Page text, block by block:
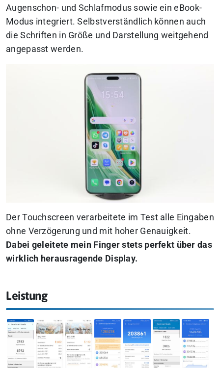
Augenschon- und Schlafmodus sowie ein eBook-
Modus integriert. Selbstverständlich können auch
die Schriften in Größe und Darstellung weitgehend
angepasst werden.
Der Touchscreen verarbeitete im Test alle Eingaben
ohne Verzögerung und mit hoher Genauigkeit.
Dabei geleitete mein Finger stets perfekt über das
wirklich herausragende Display.
Leistung